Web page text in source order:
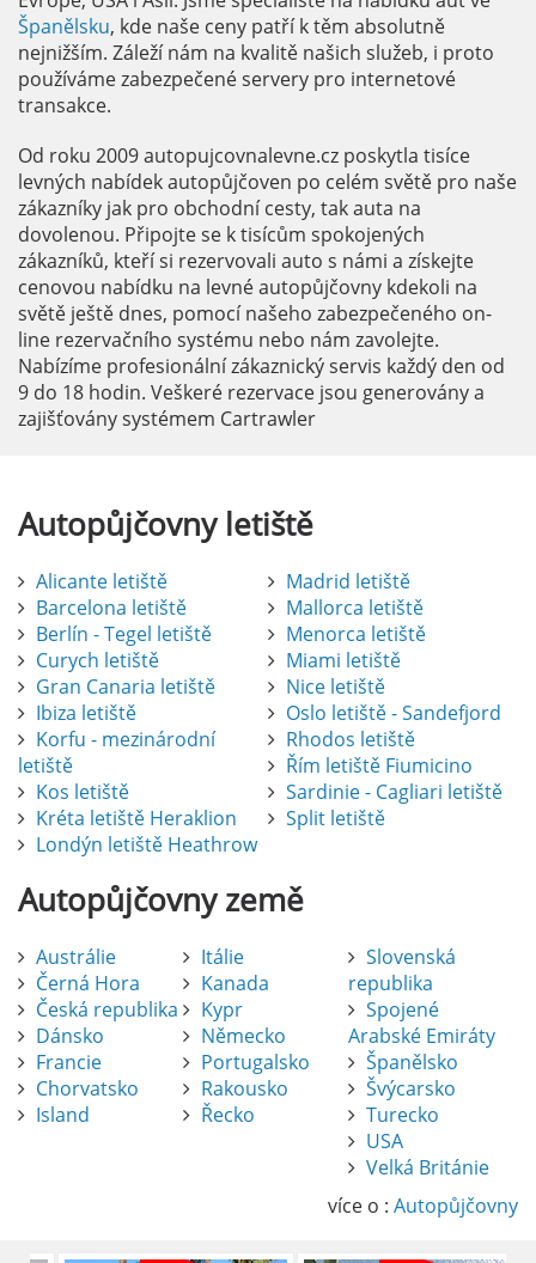
Španělsku, kde naše ceny patří k těm absolutně
nejnižším. Záleží nám na kvalitě našich služeb, i proto
používáme zabezpečené servery pro internetové
transakce.
Od roku 2009 autopujcovnalevne.cz poskytla tisíce
levných nabídek autopůjčoven po celém světě pro naše
zákazníky jak pro obchodní cesty, tak auta na
dovolenou. Připojte se k tisícům spokojených
zákazníků, kteří si rezervovali auto s námi a získejte
cenovou nabídku na levné autopůjčovny kdekoli na
světě ještě dnes, pomocí našeho zabezpečeného on-
line rezervačního systému nebo nám zavolejte.
Nabízíme profesionální zákaznický servis každý den od
9 do 18 hodin. Veškeré rezervace jsou generovány a
zajišťovány systémem Cartrawler
Autopůjčovnyletiště
Alicante letiště
Barcelona letiště
Berlín - Tegel letiště
Curych letiště
Gran Canaria letiště
Ibiza letiště
Korfu - mezinárodní
letiště
Kos letiště
Kréta letiště Heraklion
Londýn letiště Heathrow
Madrid letiště
Mallorca letiště
Menorca letiště
Miami letiště
Nice letiště
Oslo letiště - Sandefjord
Rhodos letiště
Řím letiště Fiumicino
Sardinie - Cagliari letiště
Split letiště
Autopůjčovnyzemě
Austrálie
Černá Hora
Česká republika
Dánsko
Francie
Chorvatsko
Island
Itálie
Kanada
Kypr
Německo
Portugalsko
Rakousko
Řecko
Slovenská
republika
Spojené
Arabské Emiráty
Španělsko
Švýcarsko
Turecko
USA
Velká Británie
více o : Autopůjčovny
Pronájem auta na letišti Alicante
Půjčení auta na letišti v Alicante je výborný
způsob, jak pohodlně objevovat město i jeho